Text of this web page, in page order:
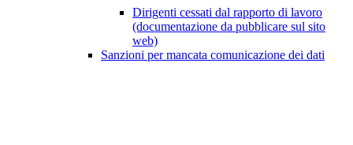
Dirigenti cessati dal rapporto di lavoro
(documentazione da pubblicare sul sito
web)
Sanzioni per mancata comunicazione dei dati